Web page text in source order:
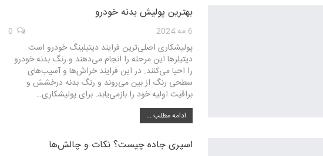
بهترین پولیش بدنه خودرو
6 مه 2024
پولیشکاری اصلی‌ترین فرایند دیتیلینگ خودرو است.
دیتیلرها این مرحله را انجام می‌دهند و رنگ بدنه خودرو
را احیا می‌کنند. در این فرایند خراش‌ها و آسیب‌های
سطحی رنگ از بین می‌روند و رنگ بدنه درخشش و
براقیت اولیه خود را بازمی‌یابد. برای پولیشکاری…
ادامه مطلب ...
اسپری جاده چیست؟ نکات و چالش‌ها